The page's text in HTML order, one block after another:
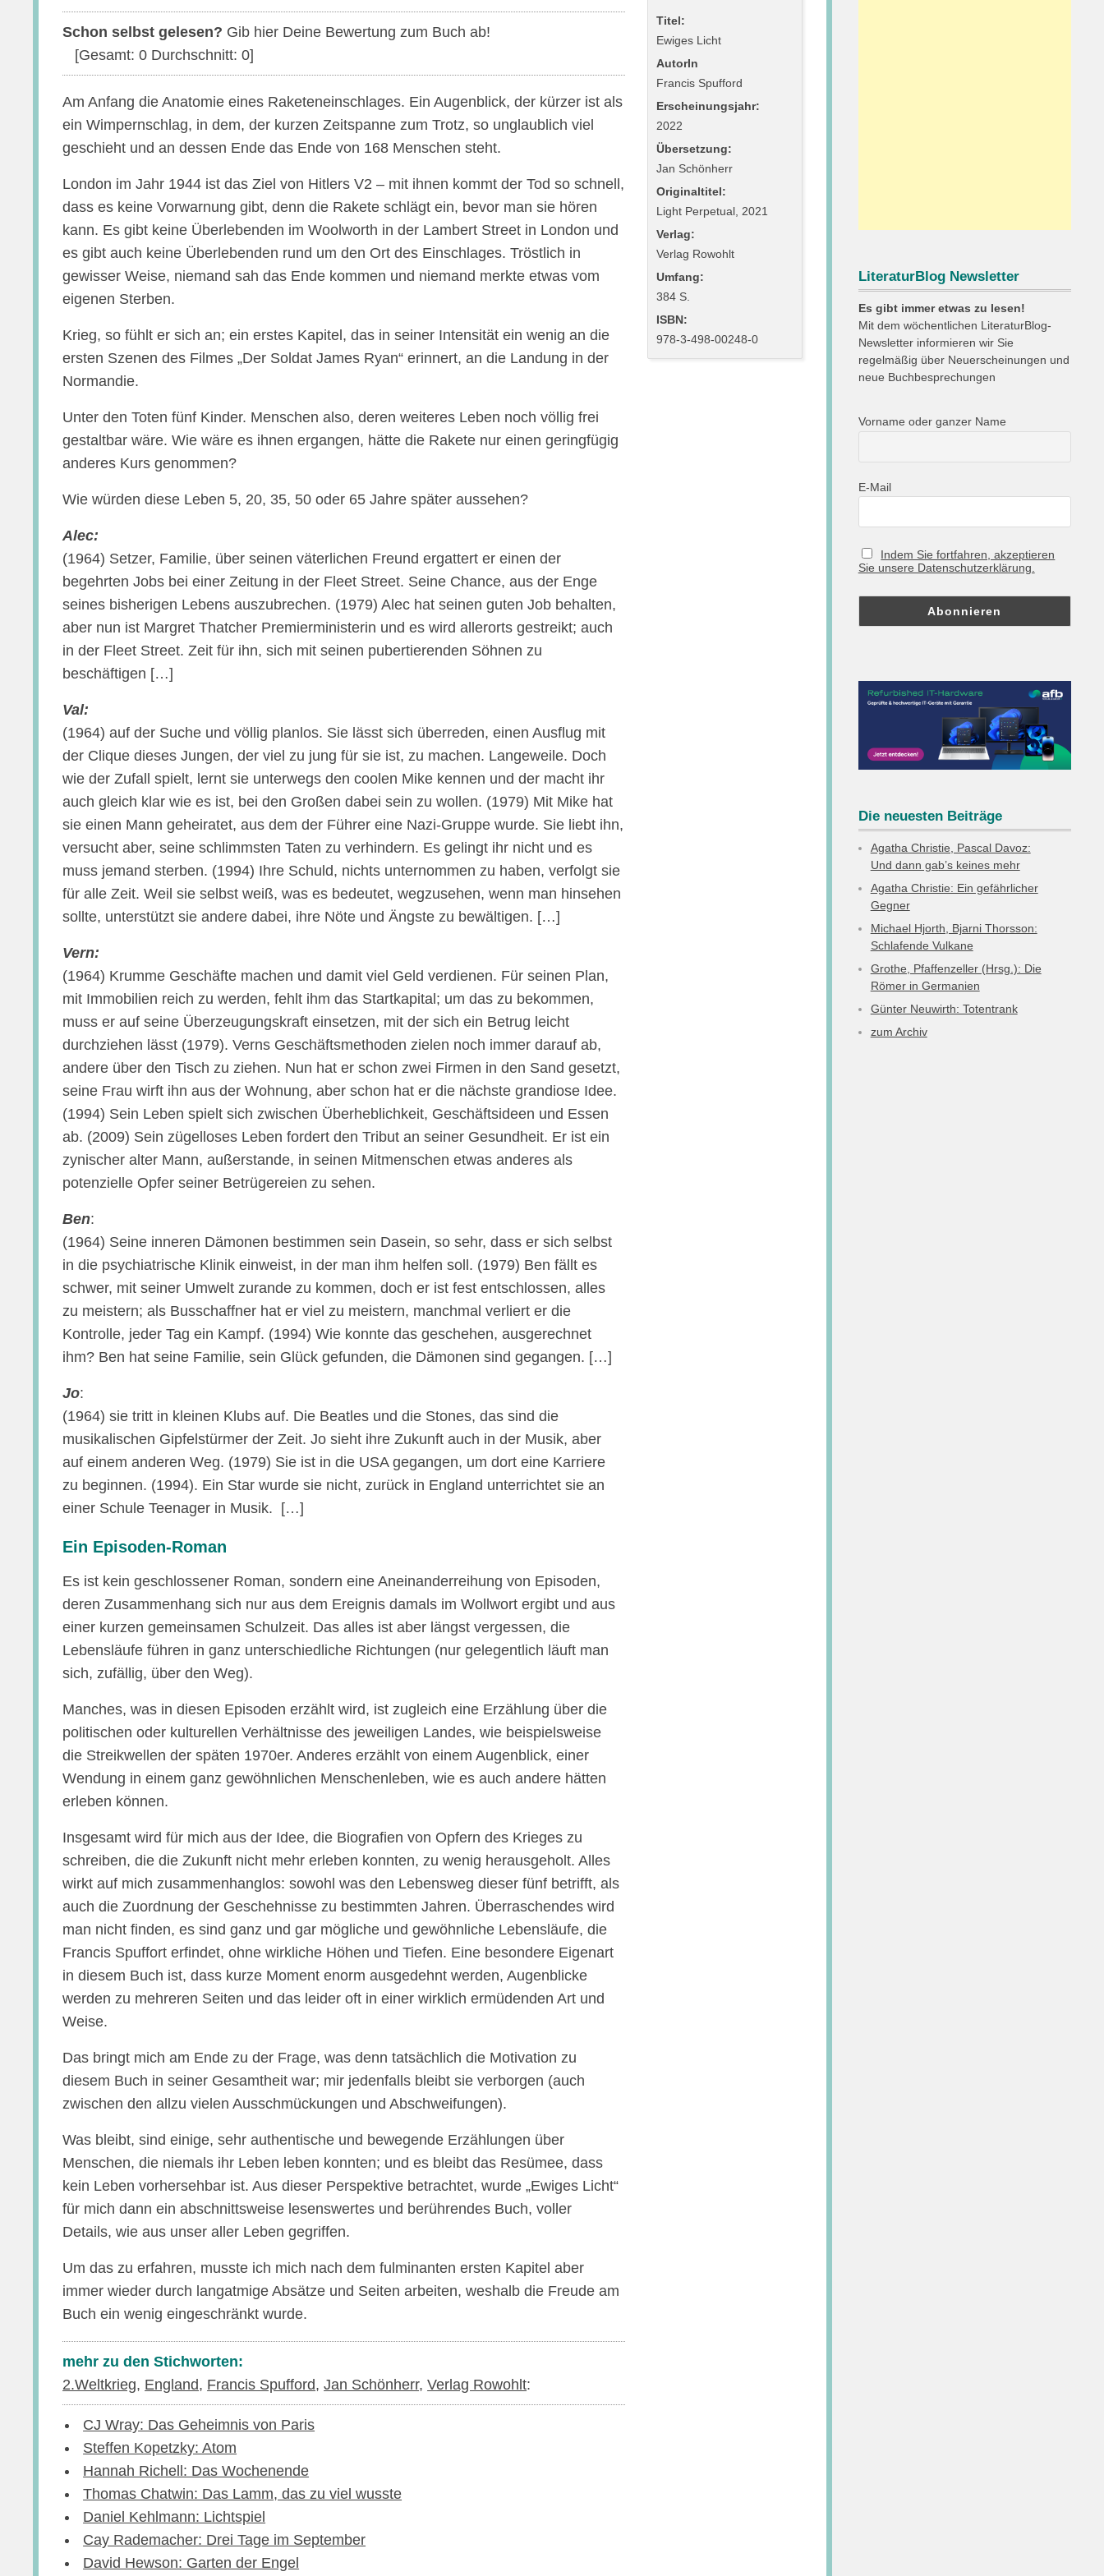
Schon selbst gelesen? Gib hier Deine Bewertung zum Buch ab!
[Gesamt:0 Durchschnitt:0]
Am Anfang die Anatomie eines Raketeneinschlages. Ein Augenblick, der kürzer ist als
ein Wimpernschlag, in dem, der kurzen Zeitspanne zum Trotz, so unglaublich viel
geschieht und an dessen Ende das Ende von 168 Menschen steht.
London im Jahr 1944 ist das Ziel von Hitlers V2 – mit ihnen kommt der Tod so schnell,
dass es keine Vorwarnung gibt, denn die Rakete schlägt ein, bevor man sie hören
kann. Es gibt keine Überlebenden im Woolworth in der Lambert Street in London und
es gibt auch keine Überlebenden rund um den Ort des Einschlages. Tröstlich in
gewisser Weise, niemand sah das Ende kommen und niemand merkte etwas vom
eigenen Sterben.
Krieg, so fühlt er sich an; ein erstes Kapitel, das in seiner Intensität ein wenig an die
ersten Szenen des Filmes „Der Soldat James Ryan“ erinnert, an die Landung in der
Normandie.
Unter den Toten fünf Kinder. Menschen also, deren weiteres Leben noch völlig frei
gestaltbar wäre. Wie wäre es ihnen ergangen, hätte die Rakete nur einen geringfügig
anderes Kurs genommen?
Wie würden diese Leben 5, 20, 35, 50 oder 65 Jahre später aussehen?
Alec:
(1964) Setzer, Familie, über seinen väterlichen Freund ergattert er einen der
begehrten Jobs bei einer Zeitung in der Fleet Street. Seine Chance, aus der Enge
seines bisherigen Lebens auszubrechen. (1979) Alec hat seinen guten Job behalten,
aber nun ist Margret Thatcher Premierministerin und es wird allerorts gestreikt; auch
in der Fleet Street. Zeit für ihn, sich mit seinen pubertierenden Söhnen zu
beschäftigen […]
Val:
(1964) auf der Suche und völlig planlos. Sie lässt sich überreden, einen Ausflug mit
der Clique dieses Jungen, der viel zu jung für sie ist, zu machen. Langeweile. Doch
wie der Zufall spielt, lernt sie unterwegs den coolen Mike kennen und der macht ihr
auch gleich klar wie es ist, bei den Großen dabei sein zu wollen. (1979) Mit Mike hat
sie einen Mann geheiratet, aus dem der Führer eine Nazi-Gruppe wurde. Sie liebt ihn,
versucht aber, seine schlimmsten Taten zu verhindern. Es gelingt ihr nicht und es
muss jemand sterben. (1994) Ihre Schuld, nichts unternommen zu haben, verfolgt sie
für alle Zeit. Weil sie selbst weiß, was es bedeutet, wegzusehen, wenn man hinsehen
sollte, unterstützt sie andere dabei, ihre Nöte und Ängste zu bewältigen. […]
Vern:
(1964) Krumme Geschäfte machen und damit viel Geld verdienen. Für seinen Plan,
mit Immobilien reich zu werden, fehlt ihm das Startkapital; um das zu bekommen,
muss er auf seine Überzeugungskraft einsetzen, mit der sich ein Betrug leicht
durchziehen lässt (1979). Verns Geschäftsmethoden zielen noch immer darauf ab,
andere über den Tisch zu ziehen. Nun hat er schon zwei Firmen in den Sand gesetzt,
seine Frau wirft ihn aus der Wohnung, aber schon hat er die nächste grandiose Idee.
(1994) Sein Leben spielt sich zwischen Überheblichkeit, Geschäftsideen und Essen
ab. (2009) Sein zügelloses Leben fordert den Tribut an seiner Gesundheit. Er ist ein
zynischer alter Mann, außerstande, in seinen Mitmenschen etwas anderes als
potenzielle Opfer seiner Betrügereien zu sehen.
Ben:
(1964) Seine inneren Dämonen bestimmen sein Dasein, so sehr, dass er sich selbst
in die psychiatrische Klinik einweist, in der man ihm helfen soll. (1979) Ben fällt es
schwer, mit seiner Umwelt zurande zu kommen, doch er ist fest entschlossen, alles
zu meistern; als Busschaffner hat er viel zu meistern, manchmal verliert er die
Kontrolle, jeder Tag ein Kampf. (1994) Wie konnte das geschehen, ausgerechnet
ihm? Ben hat seine Familie, sein Glück gefunden, die Dämonen sind gegangen. […]
Jo:
(1964) sie tritt in kleinen Klubs auf. Die Beatles und die Stones, das sind die
musikalischen Gipfelstürmer der Zeit. Jo sieht ihre Zukunft auch in der Musik, aber
auf einem anderen Weg. (1979) Sie ist in die USA gegangen, um dort eine Karriere
zu beginnen. (1994). Ein Star wurde sie nicht, zurück in England unterrichtet sie an
einer Schule Teenager in Musik. […]
Ein Episoden-Roman
Es ist kein geschlossener Roman, sondern eine Aneinanderreihung von Episoden,
deren Zusammenhang sich nur aus dem Ereignis damals im Wollwort ergibt und aus
einer kurzen gemeinsamen Schulzeit. Das alles ist aber längst vergessen, die
Lebensläufe führen in ganz unterschiedliche Richtungen (nur gelegentlich läuft man
sich, zufällig, über den Weg).
Manches, was in diesen Episoden erzählt wird, ist zugleich eine Erzählung über die
politischen oder kulturellen Verhältnisse des jeweiligen Landes, wie beispielsweise
die Streikwellen der späten 1970er. Anderes erzählt von einem Augenblick, einer
Wendung in einem ganz gewöhnlichen Menschenleben, wie es auch andere hätten
erleben können.
Insgesamt wird für mich aus der Idee, die Biografien von Opfern des Krieges zu
schreiben, die die Zukunft nicht mehr erleben konnten, zu wenig herausgeholt. Alles
wirkt auf mich zusammenhanglos: sowohl was den Lebensweg dieser fünf betrifft, als
auch die Zuordnung der Geschehnisse zu bestimmten Jahren. Überraschendes wird
man nicht finden, es sind ganz und gar mögliche und gewöhnliche Lebensläufe, die
Francis Spuffort erfindet, ohne wirkliche Höhen und Tiefen. Eine besondere Eigenart
in diesem Buch ist, dass kurze Moment enorm ausgedehnt werden, Augenblicke
werden zu mehreren Seiten und das leider oft in einer wirklich ermüdenden Art und
Weise.
Das bringt mich am Ende zu der Frage, was denn tatsächlich die Motivation zu
diesem Buch in seiner Gesamtheit war; mir jedenfalls bleibt sie verborgen (auch
zwischen den allzu vielen Ausschmückungen und Abschweifungen).
Was bleibt, sind einige, sehr authentische und bewegende Erzählungen über
Menschen, die niemals ihr Leben leben konnten; und es bleibt das Resümee, dass
kein Leben vorhersehbar ist. Aus dieser Perspektive betrachtet, wurde „Ewiges Licht“
für mich dann ein abschnittsweise lesenswertes und berührendes Buch, voller
Details, wie aus unser aller Leben gegriffen.
Um das zu erfahren, musste ich mich nach dem fulminanten ersten Kapitel aber
immer wieder durch langatmige Absätze und Seiten arbeiten, weshalb die Freude am
Buch ein wenig eingeschränkt wurde.
mehr zu den Stichworten:
2.Weltkrieg, England, Francis Spufford,Jan Schönherr,Verlag Rowohlt:
CJ Wray: Das Geheimnis von Paris
Steffen Kopetzky: Atom
Hannah Richell: Das Wochenende
Thomas Chatwin: Das Lamm, das zu viel wusste
Daniel Kehlmann: Lichtspiel
Cay Rademacher: Drei Tage im September
David Hewson: Garten der Engel
Titel:
Ewiges Licht
AutorIn
Francis Spufford
Erscheinungsjahr:
2022
Übersetzung:
Jan Schönherr
Originaltitel:
Light Perpetual, 2021
Verlag:
Verlag Rowohlt
Umfang:
384 S.
ISBN:
978-3-498-00248-0
LiteraturBlog Newsletter
Es gibt immer etwas zu lesen!
Mit dem wöchentlichen LiteraturBlog-
Newsletter informieren wir Sie
regelmäßig über Neuerscheinungen und
neue Buchbesprechungen
Vorname oder ganzer Name
E-Mail
Indem Sie fortfahren, akzeptieren
Sie unsere Datenschutzerklärung.
Die neuesten Beiträge
Agatha Christie, Pascal Davoz:
Und dann gab’s keines mehr
Agatha Christie: Ein gefährlicher
Gegner
Michael Hjorth, Bjarni Thorsson:
Schlafende Vulkane
Grothe, Pfaffenzeller (Hrsg.): Die
Römer in Germanien
Günter Neuwirth: Totentrank
zum Archiv